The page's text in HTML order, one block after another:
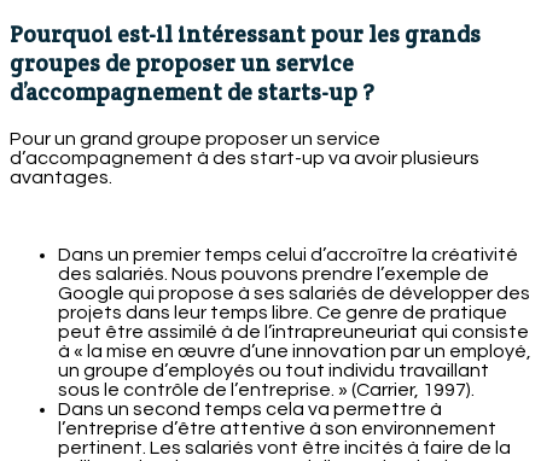
Pourquoi est-il intéressant pour les grands
groupes de proposer un service
d’accompagnement de starts-up ?
Pour un grand groupe proposer un service
d’accompagnement à des start-up va avoir plusieurs
avantages.
Dans un premier temps celui d’accroître la créativité
des salariés. Nous pouvons prendre l’exemple de
Google qui propose à ses salariés de développer des
projets dans leur temps libre. Ce genre de pratique
peut être assimilé à de l’intrapreuneuriat qui consiste
à « la mise en œuvre d’une innovation par un employé,
un groupe d’employés ou tout individu travaillant
sous le contrôle de l’entreprise. » (Carrier, 1997).
Dans un second temps cela va permettre à
l’entreprise d’être attentive à son environnement
pertinent. Les salariés vont être incités à faire de la